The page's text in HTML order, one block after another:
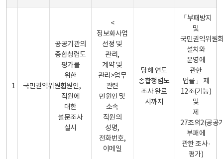
1 국민권익위원회
공공기관의
종합청렴도
평가를
위한
민원인,
직원에
대한
설문조사
실시
<
정보화사업
선정 및
관리,
계약 및
관리>업무
관련
민원인 및
소속
직원의
성명,
전화번호,
이메일
당해 연도
종합청렴도
조사 완료
시까지
「부패방지
및
국민권익위원
설치와
운영에
관한
법률」 제
12조(기능)
및
제
27조의2(공공
부패에
관한 조사·
평가)